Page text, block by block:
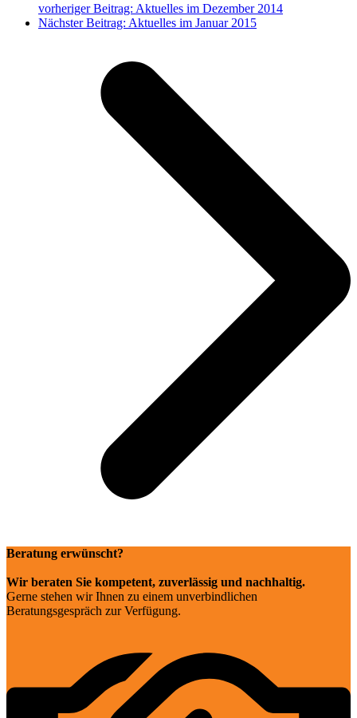
vorheriger Beitrag: Aktuelles im Dezember 2014
Nächster Beitrag: Aktuelles im Januar 2015
Beratung erwünscht?
Wir beraten Sie kompetent, zuverlässig und nachhaltig.
Gerne stehen wir Ihnen zu einem unverbindlichen
Beratungsgespräch zur Verfügung.